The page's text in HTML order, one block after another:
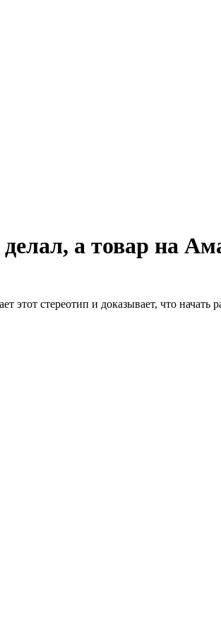
а товар на
стереотип и доказывает, что начать